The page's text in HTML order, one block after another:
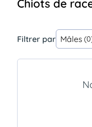
Assurances
Connexion
Chiots de
Filtrer par Mâles